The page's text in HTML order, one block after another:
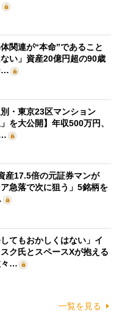
体関連が“本命”であること
い」資産20億円超の90歳
…
別・東京23区マンション
」を大公開】年収500万円、
産17.5倍の元証券マンが
ア急落で次に狙う」5銘柄を
してもおかしくはない」イ
ク氏とスペースXが抱える
々…
一覧を見る